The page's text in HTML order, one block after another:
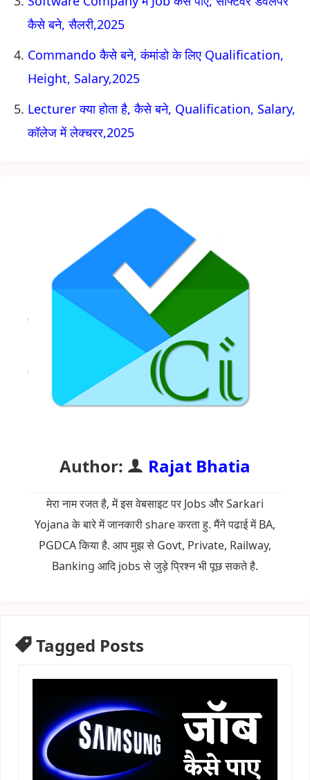
कैसे बने, सैलरी,2025
Commando कैसे बने, कंमांडो के लिए Qualification,
Height, Salary,2025
Lecturer क्या होता है, कैसे बने, Qualification, Salary,
कॉलेज में लेक्चरर,2025
Author: Rajat Bhatia
मेरा नाम रजत है, में इस वेबसाइट पर Jobs और Sarkari
Yojana के बारे में जानकारी share करता हु. मैंने पढाई में BA,
PGDCA किया है. आप मुझ से Govt, Private, Railway,
Banking आदि jobs से जुड़े प्रिश्न भी पूछ सकते है.
Tagged Posts